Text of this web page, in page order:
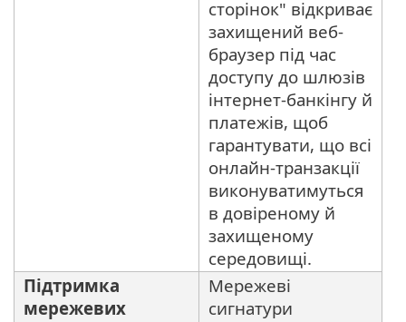
сторінок" відкриває
захищений веб-
браузер під час
доступу до шлюзів
інтернет-банкінгу й
платежів, щоб
гарантувати, що всі
онлайн-транзакції
виконуватимуться
в довіреному й
захищеному
середовищі.
Підтримка
мережевих
Мережеві
сигнатури